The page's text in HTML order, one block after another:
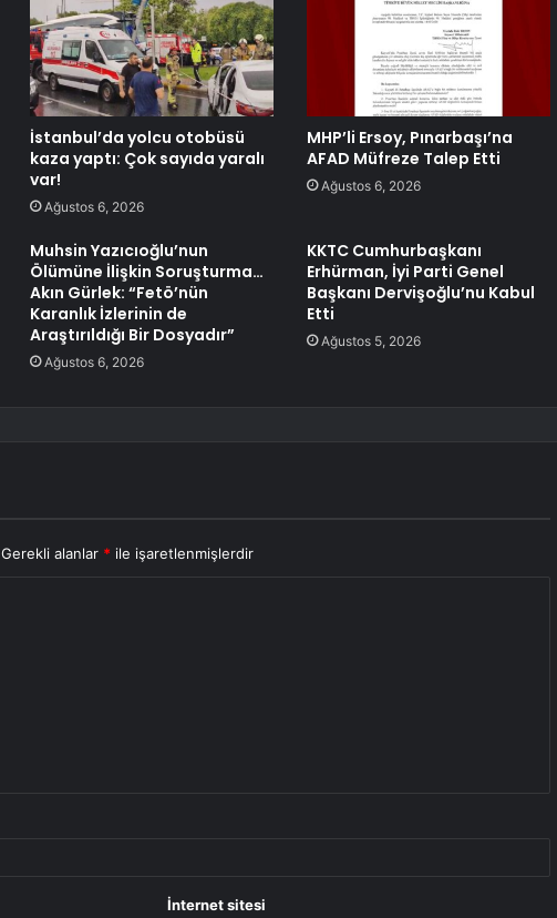
İstanbul’da yolcu otobüsü
kaza yaptı: Çok sayıda yaralı
var!
Ağustos 6, 2026
MHP’li Ersoy, Pınarbaşı’na
AFAD Müfreze Talep Etti
Ağustos 6, 2026
Muhsin Yazıcıoğlu’nun
Ölümüne İlişkin Soruşturma…
Akın Gürlek: “Fetö’nün
Karanlık İzlerinin de
Araştırıldığı Bir Dosyadır”
Ağustos 6, 2026
KKTC Cumhurbaşkanı
Erhürman, İyi Parti Genel
Başkanı Dervişoğlu’nu Kabul
Etti
Ağustos 5, 2026
Gerekli alanlar * ile işaretlenmişlerdir
İnternet sitesi